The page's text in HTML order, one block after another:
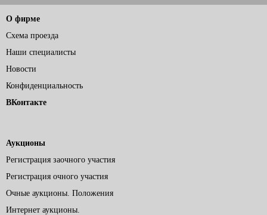
О фирме
Схема проезда
Наши специалисты
Новости
Конфиденциальность
ВКонтакте
Аукционы
Регистрация заочного участия
Регистрация очного участия
Очные аукционы. Положения
Интернет аукционы.